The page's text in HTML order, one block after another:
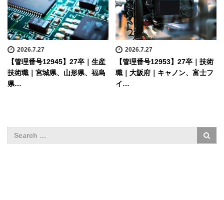
2026.7.27
【管理番号12945】27卒｜生産
技術職｜宮城県、山形県、福島
県…
2026.7.27
【管理番号12953】27卒｜技術
職｜大阪府｜キャノン、富士フ
イ…